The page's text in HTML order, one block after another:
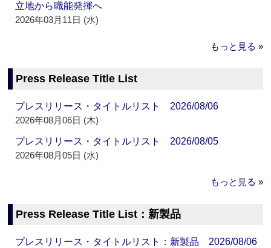
立地から職能発揮へ
2026年03月11日 (水)
もっと見る »
Press Release Title List
プレスリリース・タイトルリスト 2026/08/06
2026年08月06日 (木)
プレスリリース・タイトルリスト 2026/08/05
2026年08月05日 (水)
もっと見る »
Press Release Title List：新製品
プレスリリース・タイトルリスト：新製品 2026/08/06